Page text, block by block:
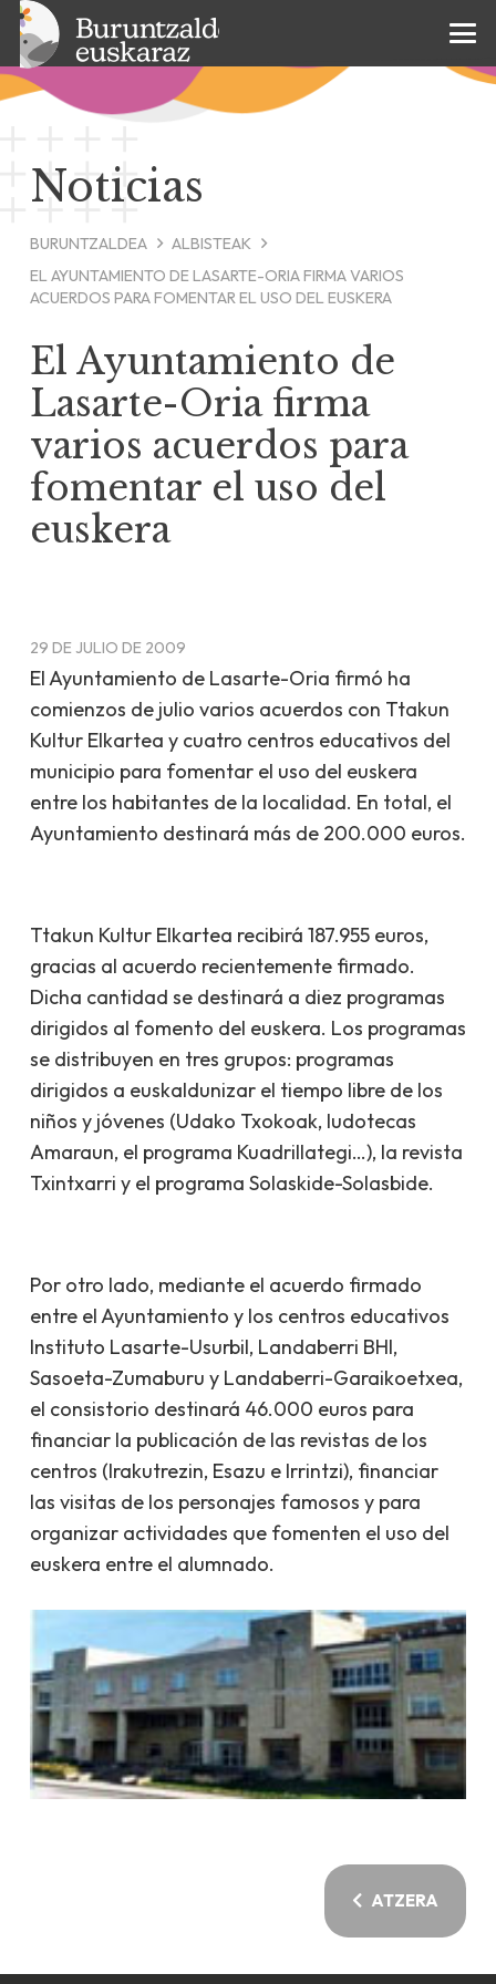
Noticias
BURUNTZALDEA
ALBISTEAK
EL AYUNTAMIENTO DE LASARTE-ORIA FIRMA VARIOS
ACUERDOS PARA FOMENTAR EL USO DEL EUSKERA
El Ayuntamiento de
Lasarte-Oria firma
varios acuerdos para
fomentar el uso del
euskera
29 DE JULIO DE 2009
El Ayuntamiento de Lasarte-Oria firmó ha
comienzos de julio varios acuerdos con Ttakun
Kultur Elkartea y cuatro centros educativos del
municipio para fomentar el uso del euskera
entre los habitantes de la localidad. En total, el
Ayuntamiento destinará más de 200.000 euros.
Ttakun Kultur Elkartea recibirá 187.955 euros,
gracias al acuerdo recientemente firmado.
Dicha cantidad se destinará a diez programas
dirigidos al fomento del euskera. Los programas
se distribuyen en tres grupos: programas
dirigidos a euskaldunizar el tiempo libre de los
niños y jóvenes (Udako Txokoak, ludotecas
Amaraun, el programa Kuadrillategi…), la revista
Txintxarri y el programa Solaskide-Solasbide.
Por otro lado, mediante el acuerdo firmado
entre el Ayuntamiento y los centros educativos
Instituto Lasarte-Usurbil, Landaberri BHI,
Sasoeta-Zumaburu y Landaberri-Garaikoetxea,
el consistorio destinará 46.000 euros para
financiar la publicación de las revistas de los
centros (Irakutrezin, Esazu e Irrintzi), financiar
las visitas de los personajes famosos y para
organizar actividades que fomenten el uso del
euskera entre el alumnado.
ATZERA